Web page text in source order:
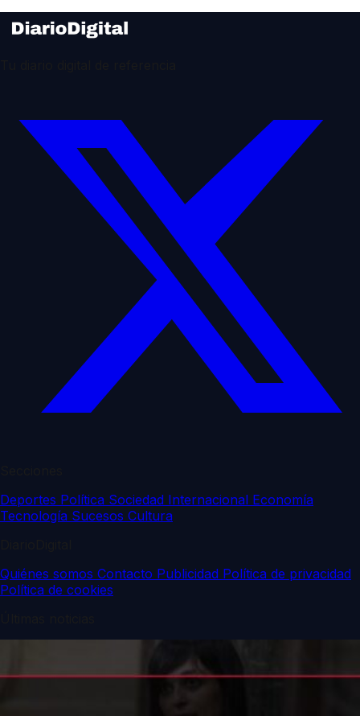
Deportes Política Sociedad Internacional Economía
Tecnología Sucesos Cultura
Quiénes somos Contacto Publicidad Política de privacidad
Política de cookies